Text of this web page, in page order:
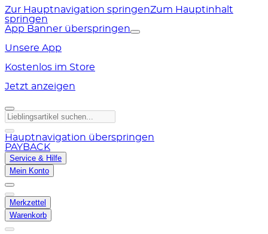
Zur Hauptnavigation springenZum Hauptinhalt
springen
App Banner überspringen
Unsere App
Kostenlos im Store
Jetzt anzeigen
Hauptnavigation überspringen
PAYBACK
Service & Hilfe
Mein Konto
Merkzettel
Warenkorb